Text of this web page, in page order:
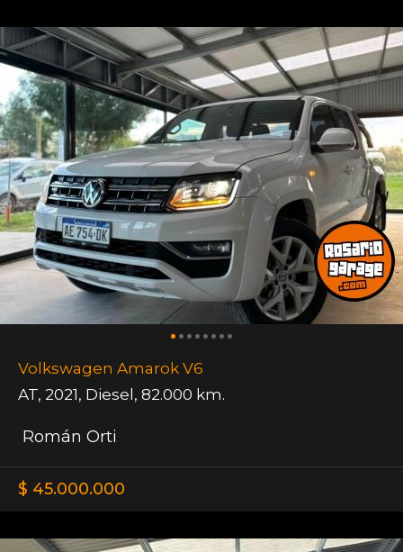
Volkswagen Amarok V6
AT, 2021, Diesel, 82.000 km.
Román Orti
$ 45.000.000